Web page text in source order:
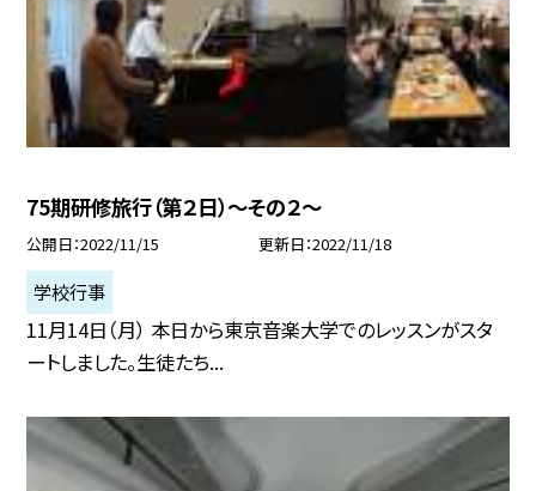
75期研修旅行（第２日）〜その２〜
公開日 2022/11/15 更新日 2022/11/18
学校行事
11月14日（月） 本日から東京音楽大学でのレッスンがスタ
ートしました。生徒たち...